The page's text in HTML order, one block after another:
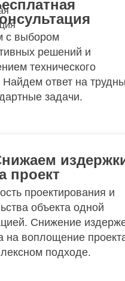
с выбором
решений и
технического
Найдем ответ на
задачи.
проект
проектирования и
объекта одной
Снижение
на воплощение
подходе.